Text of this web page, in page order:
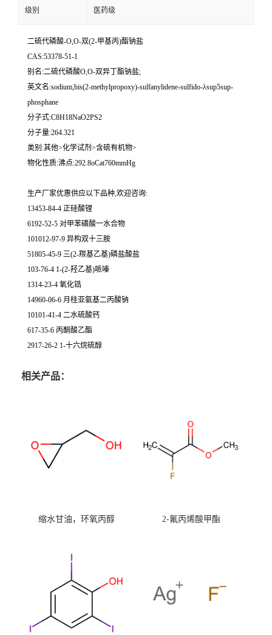
级别 医药级
二硫代磷酸-O,O-双(2-甲基丙)酯钠盐
CAS:53378-51-1
别名:二硫代磷酸O,O-双异丁酯钠盐;
英文名:sodium,bis(2-methylpropoxy)-sulfanylidene-sulfido-λsup5sup-
phosphane
分子式:C8H18NaO2PS2
分子量:264.321
类别:其他>化学试剂>含硫有机物>
物化性质:沸点:292.8oCat760mmHg
生产厂家优惠供应以下品种,欢迎咨询:
13453-84-4 正硅酸锂
6192-52-5 对甲苯磺酸一水合物
101012-97-9 异构双十三胺
51805-45-9 三(2-羰基乙基)磷盐酸盐
103-76-4 1-(2-羟乙基)哌嗪
1314-23-4 氧化锆
14960-06-6 月桂亚氨基二丙酸钠
10101-41-4 二水硫酸钙
617-35-6 丙酮酸乙酯
2917-26-2 1-十六烷硫醇
相关产品：
缩水甘油，环氧丙醇 2-氟丙烯酸甲酯